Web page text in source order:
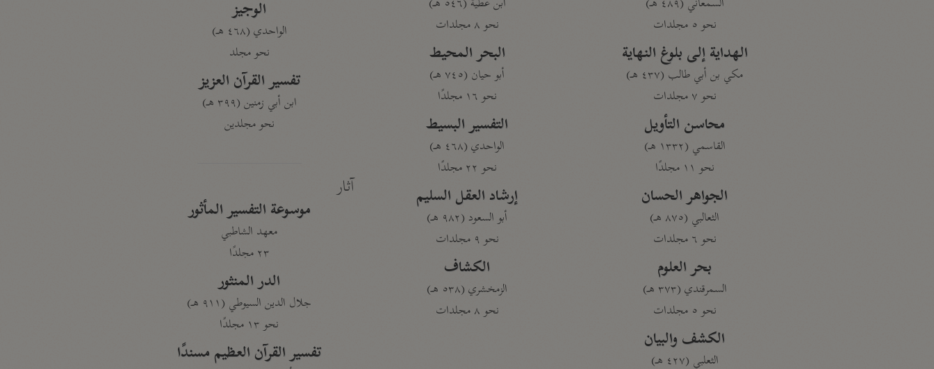
نحو ٥ مجلدات
الهداية إلى بلوغ النهاية
مكي بن أبي طالب (٤٣٧ هـ)
نحو ٧ مجلدات
محاسن التأويل
القاسمي (١٣٣٢ هـ)
نحو ١١ مجلدًا
الجواهر الحسان
الثعالبي (٨٧٥ هـ)
نحو ٦ مجلدات
بحر العلوم
السمرقندي (٣٧٣ هـ)
نحو ٥ مجلدات
الكشف والبيان
الثعلبي (٤٢٧ هـ)
نحو ٨ مجلدات
البحر المحيط
أبو حيان (٧٤٥ هـ)
نحو ١٦ مجلدًا
التفسير البسيط
الواحدي (٤٦٨ هـ)
نحو ٢٢ مجلدًا
إرشاد العقل السليم
أبو السعود (٩٨٢ هـ)
نحو ٩ مجلدات
الكشاف
الزمخشري (٥٣٨ هـ)
نحو ٨ مجلدات
الوجيز
الواحدي (٤٦٨ هـ)
نحو مجلد
تفسير القرآن العزيز
ابن أبي زمنين (٣٩٩ هـ)
نحو مجلدين
آثار
موسوعة التفسير المأثور
معهد الشاطبي
٢٣ مجلدًا
الدر المنثور
جلال الدين السيوطي (٩١١ هـ)
نحو ١٣ مجلدًا
تفسير القرآن العظيم مسندًا